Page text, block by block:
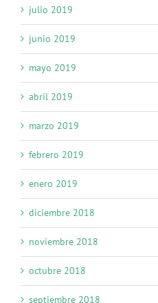
julio 2019
junio 2019
mayo 2019
abril 2019
marzo 2019
febrero 2019
enero 2019
diciembre 2018
noviembre 2018
octubre 2018
septiembre 2018